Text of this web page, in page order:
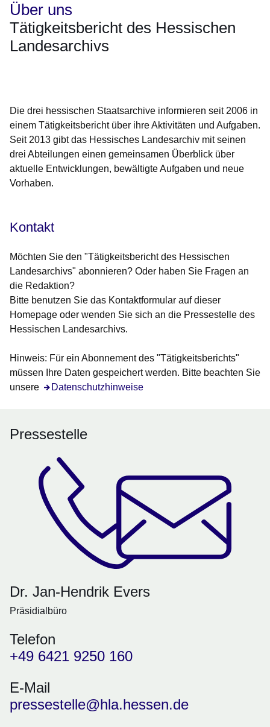
Über uns
Tätigkeitsbericht des Hessischen
Landesarchivs
Die drei hessischen Staatsarchive informieren seit 2006 in
einem Tätigkeitsbericht über ihre Aktivitäten und Aufgaben.
Seit 2013 gibt das Hessisches Landesarchiv mit seinen
drei Abteilungen einen gemeinsamen Überblick über
aktuelle Entwicklungen, bewältigte Aufgaben und neue
Vorhaben.
Kontakt
Möchten Sie den "Tätigkeitsbericht des Hessischen
Landesarchivs" abonnieren? Oder haben Sie Fragen an
die Redaktion?
Bitte benutzen Sie das Kontaktformular auf dieser
Homepage oder wenden Sie sich an die Pressestelle des
Hessischen Landesarchivs.
Hinweis: Für ein Abonnement des "Tätigkeitsberichts"
müssen Ihre Daten gespeichert werden. Bitte beachten Sie
unsere
Datenschutzhinweise
Pressestelle
Dr. Jan-Hendrik Evers
Präsidialbüro
Telefon
+49 6421 9250 160
E-Mail
pressestelle@hla.hessen.de